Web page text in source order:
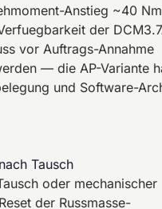
Anstieg ~40
der
vor Auftrags-Annahme
— die AP-Variante
und Software-
Tausch
oder mechanischer
der Russmasse-